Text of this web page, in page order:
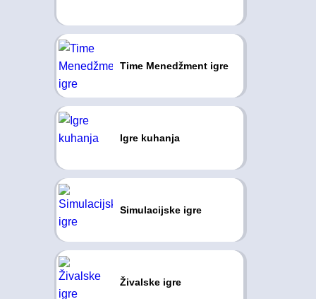
Time Menedžment igre
Igre kuhanja
Simulacijske igre
Živalske igre